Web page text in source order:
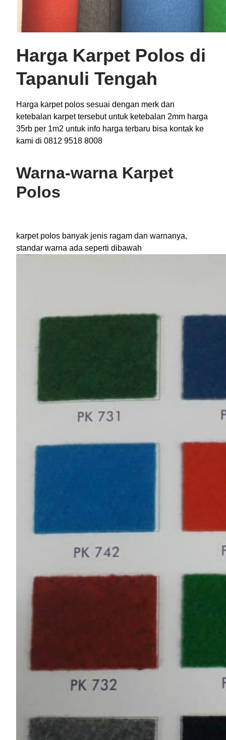
Harga Karpet Polos di
Tapanuli Tengah
Harga karpet polos sesuai dengan merk dan
ketebalan karpet tersebut untuk ketebalan 2mm harga
35rb per 1m2 untuk info harga terbaru bisa kontak ke
kami di 0812 9518 8008
Warna-warna Karpet
Polos
karpet polos banyak jenis ragam dan warnanya,
standar warna ada seperti dibawah